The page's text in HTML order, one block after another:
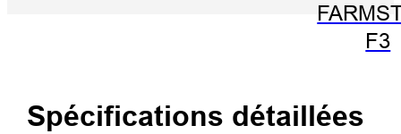
F3
Spécifications détaillées